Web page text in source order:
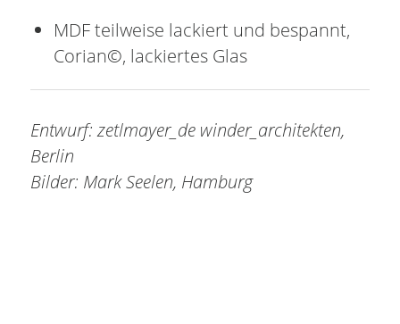
MDF teilweise lackiert und bespannt,
Corian©, lackiertes Glas
Entwurf: zetlmayer_de winder_architekten,
Berlin
Bilder: Mark Seelen, Hamburg